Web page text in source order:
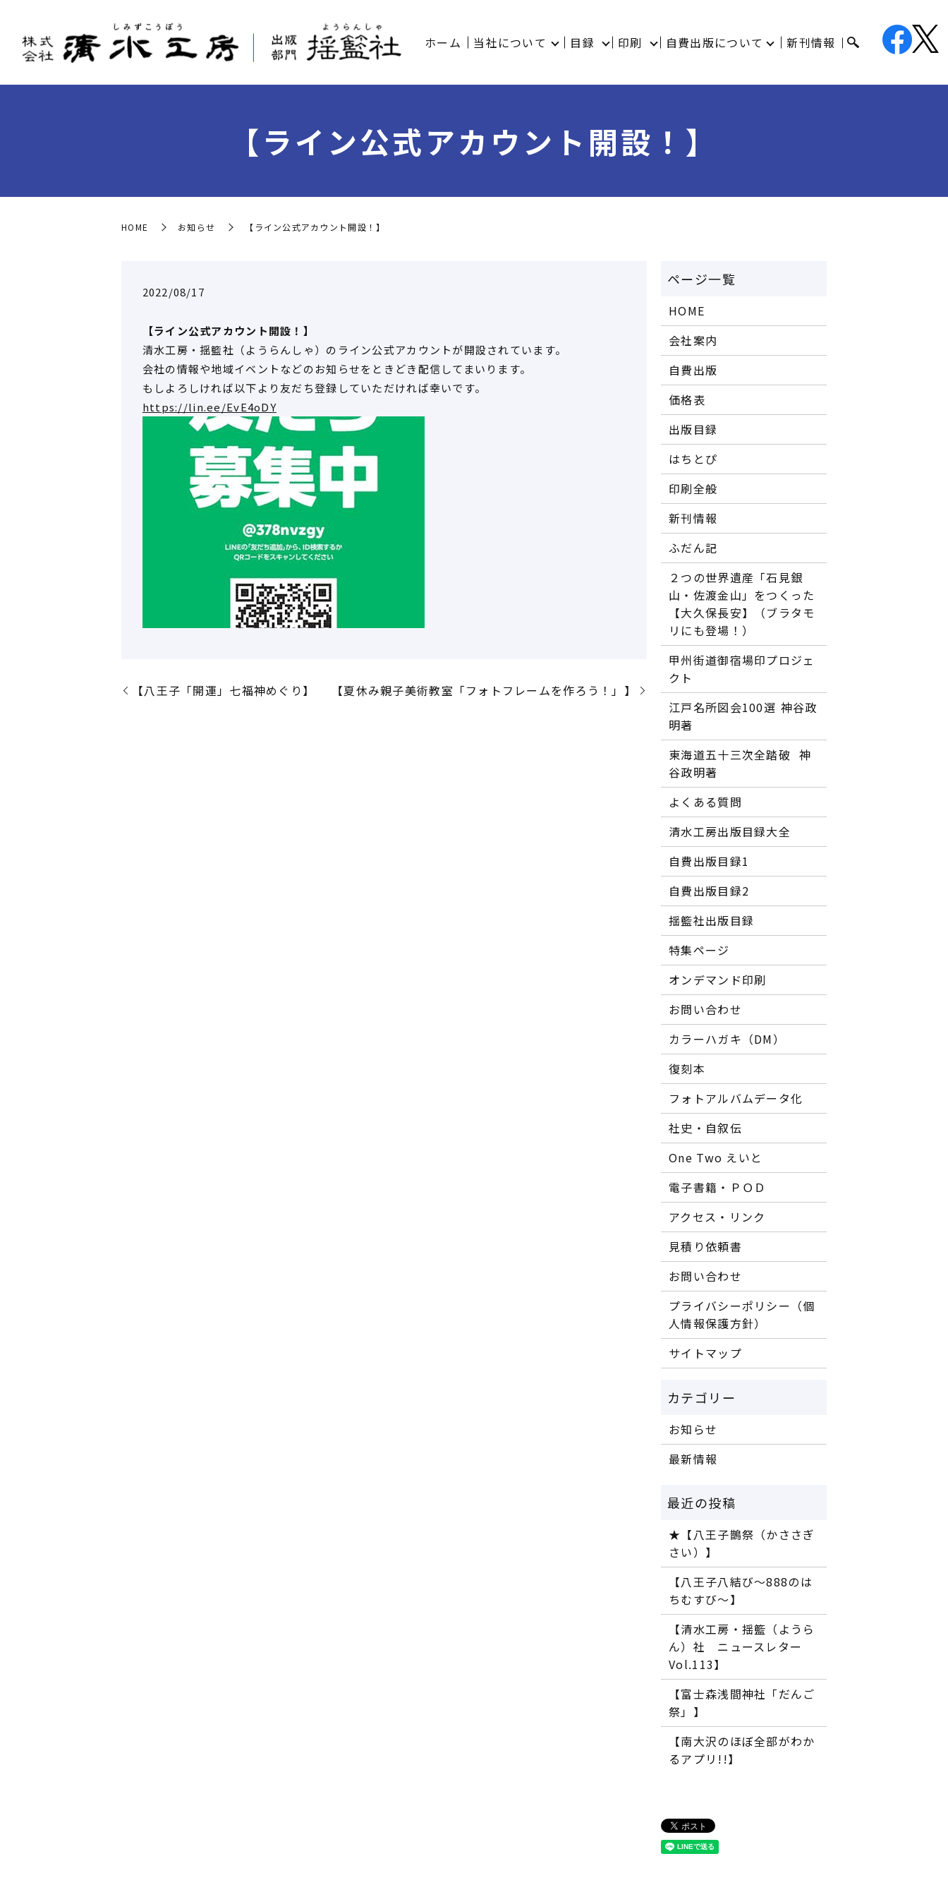
ホーム 当社について 目録 印刷 自費出版について 新刊情報
【ライン公式アカウント開設！】
HOME お知らせ 【ライン公式アカウント開設！】
2022/08/17
【ライン公式アカウント開設！】
清水工房・揺籃社（ようらんしゃ）のライン公式アカウントが開設されています。
会社の情報や地域イベントなどのお知らせをときどき配信してまいります。
もしよろしければ以下より友だち登録していただければ幸いです。
https://lin.ee/EvE4oDY
【八王子「開運」七福神めぐり】 【夏休み親子美術教室「フォトフレームを作ろう！」】
HOME
会社案内
自費出版
価格表
出版目録
はちとぴ
印刷全般
新刊情報
ふだん記
２つの世界遺産「石見銀
山・佐渡金山」をつくった
【大久保長安】（ブラタモ
リにも登場！）
甲州街道御宿場印プロジェ
クト
江戸名所図会100選―― 神谷政
明著
東海道五十三次全踏破 ―― 神
谷政明著
よくある質問
清水工房出版目録大全
自費出版目録1
自費出版目録2
揺籃社出版目録
特集ページ
オンデマンド印刷
お問い合わせ
カラーハガキ（DM）
復刻本
フォトアルバムデータ化
社史・自叙伝
One Two えいと
電子書籍・ＰＯＤ
アクセス・リンク
見積り依頼書
お問い合わせ
プライバシーポリシー（個
人情報保護方針）
サイトマップ
お知らせ
最新情報
★【八王子鵲祭（かささぎ
さい）】
【八王子八結び～888のは
ちむすび～】
【清水工房・揺籃（ようら
ん）社 ニュースレター
Vol.113】
【富士森浅間神社「だんご
祭」】
【南大沢のほぼ全部がわか
るアプリ!!】